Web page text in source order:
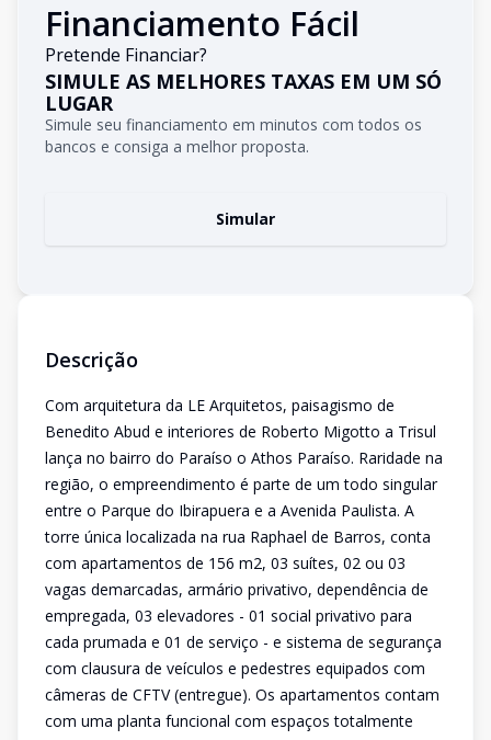
Financiamento Fácil
Pretende Financiar?
SIMULE AS MELHORES TAXAS EM UM SÓ
LUGAR
Simule seu financiamento em minutos com todos os
bancos e consiga a melhor proposta.
Simular
Descrição
Com arquitetura da LE Arquitetos, paisagismo de
Benedito Abud e interiores de Roberto Migotto a Trisul
lança no bairro do Paraíso o Athos Paraíso. Raridade na
região, o empreendimento é parte de um todo singular
entre o Parque do Ibirapuera e a Avenida Paulista. A
torre única localizada na rua Raphael de Barros, conta
com apartamentos de 156 m2, 03 suítes, 02 ou 03
vagas demarcadas, armário privativo, dependência de
empregada, 03 elevadores - 01 social privativo para
cada prumada e 01 de serviço - e sistema de segurança
com clausura de veículos e pedestres equipados com
câmeras de CFTV (entregue). Os apartamentos contam
com uma planta funcional com espaços totalmente